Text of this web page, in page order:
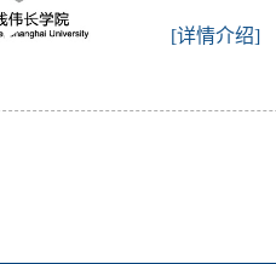
[详情介绍]